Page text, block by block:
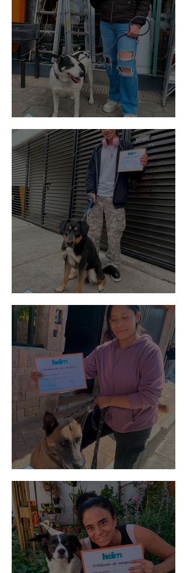
Vaquita
Spot
Morris